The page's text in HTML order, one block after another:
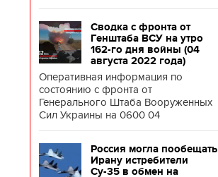
Сводка с фронта от
Генштаба ВСУ на утро
162-го дня войны (04
августа 2022 года)
Оперативная информация по
состоянию с фронта от
Генерального Штаба Вооруженных
Сил Украины на 0600 04
Россия могла пообещать
Ирану истребители
Су-35 в обмен на